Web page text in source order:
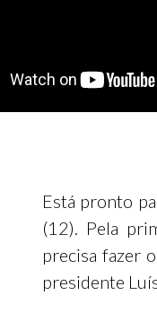
Está pronto
(12). Pela
precisa fazer
presidente